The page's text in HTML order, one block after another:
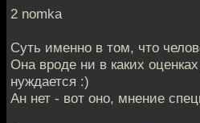
2 nomka
Суть именно в том, что
Она вроде ни в каких
нуждается :)
Ан нет - вот оно, мнение